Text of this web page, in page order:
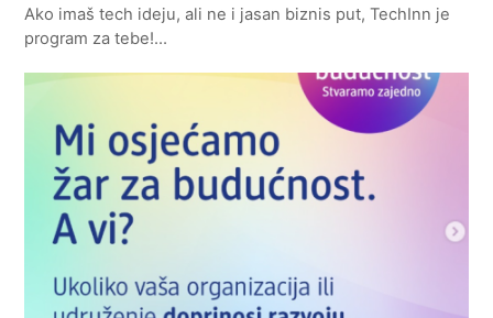
Ako imaš tech ideju, ali ne i jasan biznis put, TechInn je
program za tebe!…